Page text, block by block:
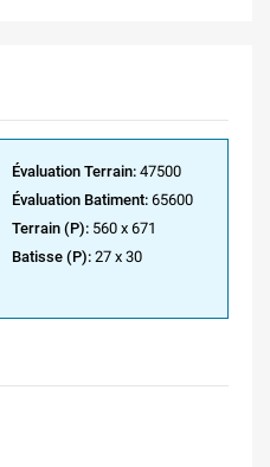
Évaluation Terrain: 47500
Évaluation Batiment: 65600
Terrain (P): 560 x 671
Batisse (P): 27 x 30